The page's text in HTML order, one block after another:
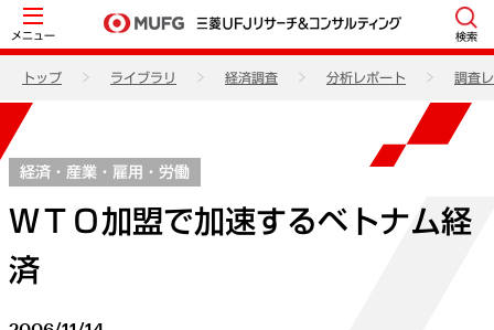
メニュー 検索
トップ ライブラリ 経済調査 分析レポート 調査
経済・産業・雇用・労働
ＷＴＯ加盟で加速するベトナム経
済